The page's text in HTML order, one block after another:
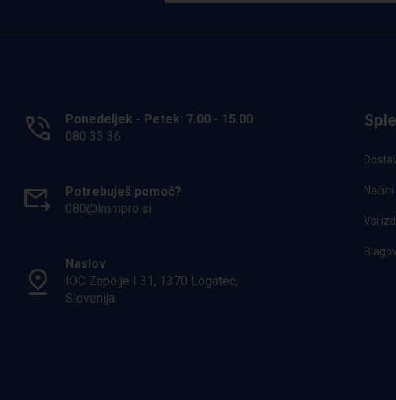
Ponedeljek - Petek: 7.00 - 15.00
080 33 36
Potrebuješ pomoč?
080@lmmpro.si
Naslov
IOC Zapolje I 31, 1370 Logatec,
Slovenija
Vsi